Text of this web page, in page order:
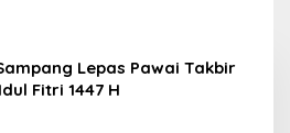
Nelayan Sampang
Lepas Pawai Takbir
Fitri 1447 H